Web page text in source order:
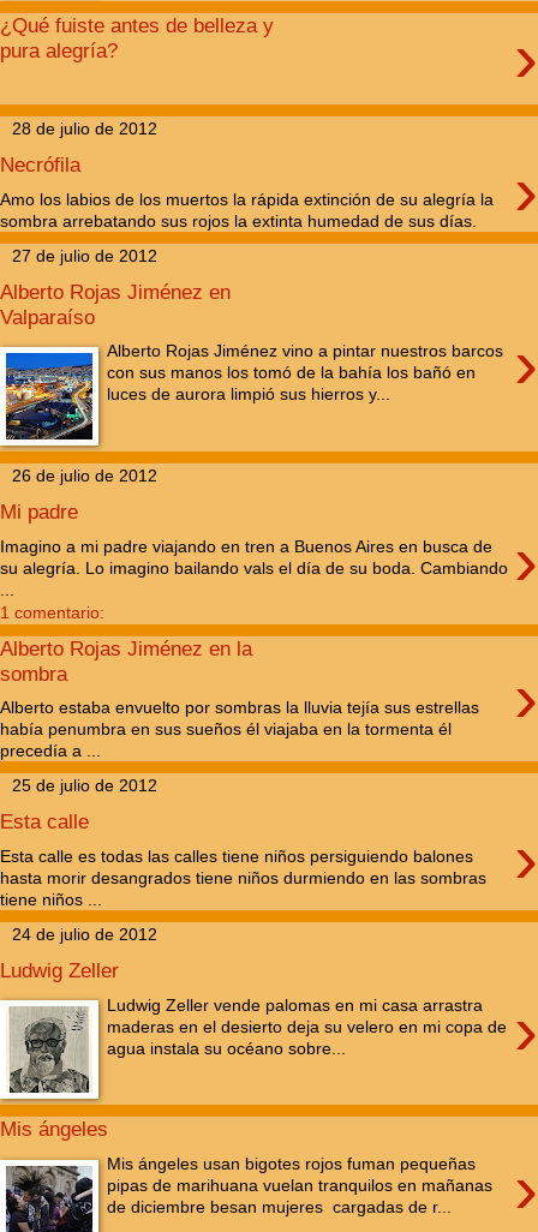
¿Qué fuiste antes de belleza y
pura alegría?
›
28 de julio de 2012
Necrófila ›
Amo los labios de los muertos la rápida extinción de su alegría la
sombra arrebatando sus rojos la extinta humedad de sus días.
27 de julio de 2012
Alberto Rojas Jiménez en
Valparaíso
›
Alberto Rojas Jiménez vino a pintar nuestros barcos
con sus manos los tomó de la bahía los bañó en
luces de aurora limpió sus hierros y...
26 de julio de 2012
Mi padre
›
Imagino a mi padre viajando en tren a Buenos Aires en busca de
su alegría. Lo imagino bailando vals el día de su boda. Cambiando
1 comentario:
Alberto Rojas Jiménez en la
sombra
›
Alberto estaba envuelto por sombras la lluvia tejía sus estrellas
había penumbra en sus sueños él viajaba en la tormenta él
precedía a ...
25 de julio de 2012
Esta calle ›
Esta calle es todas las calles tiene niños persiguiendo balones
hasta morir desangrados tiene niños durmiendo en las sombras
tiene niños ...
24 de julio de 2012
Ludwig Zeller
›
Ludwig Zeller vende palomas en mi casa arrastra
maderas en el desierto deja su velero en mi copa de
agua instala su océano sobre...
Mis ángeles
›
Mis ángeles usan bigotes rojos fuman pequeñas
pipas de marihuana vuelan tranquilos en mañanas
de diciembre besan mujeres cargadas de r...